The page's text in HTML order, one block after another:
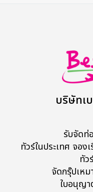
บริษัทเ
รับจัดท่
ทัวร์ในประเทศ จอง
ทัว
จัดกรุ๊ปเห
ใบอนุญา